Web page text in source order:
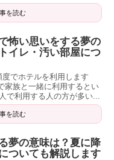
を読む
怖い思いをする夢の
イレ・汚い部屋につ
でホテルを利用します
家族と一緒に利用するとい
で利用する人の方が多い...
を読む
夢の意味は？夏に降
ついても解説します